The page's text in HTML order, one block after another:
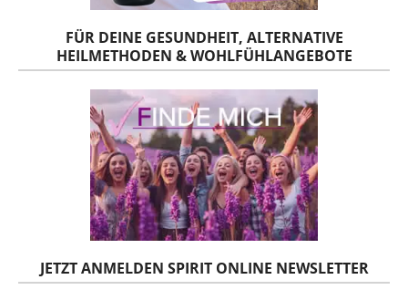
FÜR DEINE GESUNDHEIT, ALTERNATIVE
HEILMETHODEN & WOHLFÜHLANGEBOTE
JETZT ANMELDEN SPIRIT ONLINE NEWSLETTER